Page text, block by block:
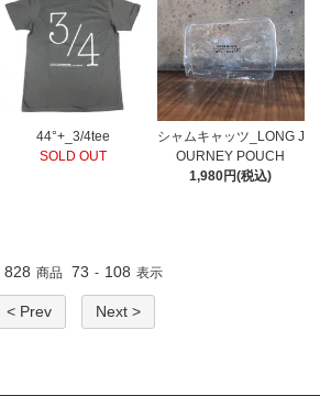
44°+_3/4tee
SOLD OUT
シャムキャッツ_LONG J
OURNEY POUCH
1,980円(税込)
828 商品 73 - 108 表示
< Prev Next >